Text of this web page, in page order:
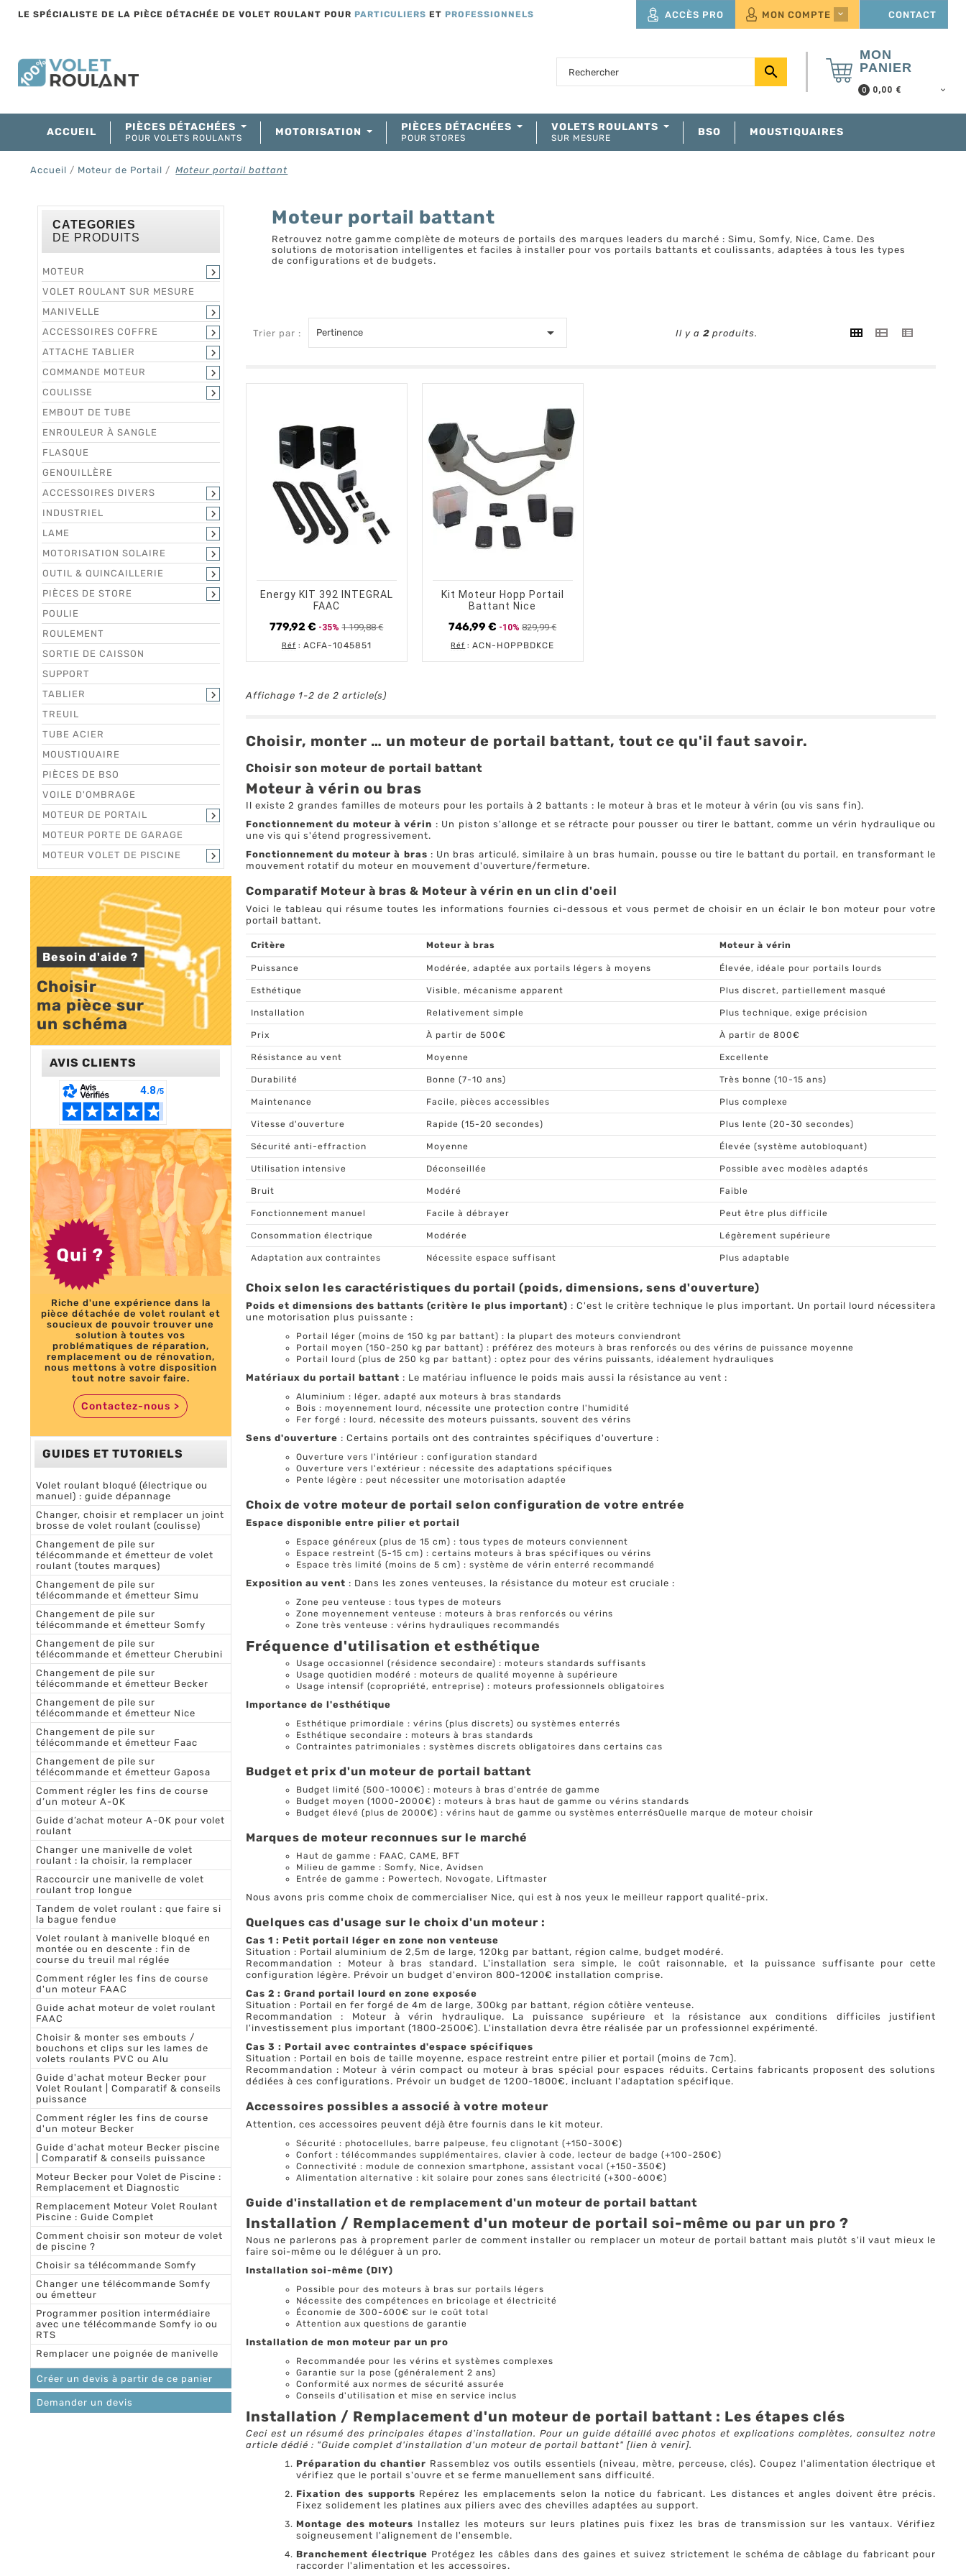
LE SPÉCIALISTE DE LA PIÈCE DÉTACHÉE DE VOLET ROULANT POUR PARTICULIERS ET PROFESSIONNELS ACCÈS PRO MON COMPTE  CONTACT

MON
PANIER
0 0,00 €
ACCUEIL PIÈCES DÉTACHÉES
POUR VOLETS ROULANTS MOTORISATION PIÈCES DÉTACHÉES
POUR STORES
VOLETS ROULANTS
SUR MESURE BSO MOUSTIQUAIRES
Accueil Moteur de Portail Moteur portail battant
CATEGORIES
DE PRODUITS
MOTEUR 
VOLET ROULANT SUR MESURE
MANIVELLE

ACCESSOIRES COFFRE 
ATTACHE TABLIER 
COMMANDE MOTEUR 
COULISSE 
EMBOUT DE TUBE
ENROULEUR À SANGLE
FLASQUE
GENOUILLÈRE
ACCESSOIRES DIVERS

INDUSTRIEL 
LAME 
MOTORISATION SOLAIRE 
OUTIL & QUINCAILLERIE 
PIÈCES DE STORE 
POULIE
ROULEMENT
SORTIE DE CAISSON
SUPPORT
TABLIER

TREUIL
TUBE ACIER
MOUSTIQUAIRE
PIÈCES DE BSO
VOILE D'OMBRAGE
MOTEUR DE PORTAIL

MOTEUR PORTE DE GARAGE
MOTEUR VOLET DE PISCINE

Besoin d'aide ?
Choisir
ma pièce sur
un schéma
AVIS CLIENTS
Riche d'une expérience dans la
pièce détachée de volet roulant et
soucieux de pouvoir trouver une
solution à toutes vos
problématiques de réparation,
remplacement ou de rénovation,
nous mettons à votre disposition
tout notre savoir faire.
Contactez-nous >
GUIDES ET TUTORIELS
Volet roulant bloqué (électrique ou
manuel) : guide dépannage
Changer, choisir et remplacer un joint
brosse de volet roulant (coulisse)
Changement de pile sur
télécommande et émetteur de volet
roulant (toutes marques)
Changement de pile sur
télécommande et émetteur Simu
Changement de pile sur
télécommande et émetteur Somfy
Changement de pile sur
télécommande et émetteur Cherubini
Changement de pile sur
télécommande et émetteur Becker
Changement de pile sur
télécommande et émetteur Nice
Changement de pile sur
télécommande et émetteur Faac
Changement de pile sur
télécommande et émetteur Gaposa
Comment régler les fins de course
d’un moteur A-OK
Guide d’achat moteur A-OK pour volet
roulant
Changer une manivelle de volet
roulant : la choisir, la remplacer
Raccourcir une manivelle de volet
roulant trop longue
Tandem de volet roulant : que faire si
la bague fendue
Volet roulant à manivelle bloqué en
montée ou en descente : fin de
course du treuil mal réglée
Comment régler les fins de course
d'un moteur FAAC
Guide achat moteur de volet roulant
FAAC
Choisir & monter ses embouts /
bouchons et clips sur les lames de
volets roulants PVC ou Alu
Guide d'achat moteur Becker pour
Volet Roulant | Comparatif & conseils
puissance
Comment régler les fins de course
d'un moteur Becker
Guide d'achat moteur Becker piscine
| Comparatif & conseils puissance
Moteur Becker pour Volet de Piscine :
Remplacement et Diagnostic
Remplacement Moteur Volet Roulant
Piscine : Guide Complet
Comment choisir son moteur de volet
de piscine ?
Choisir sa télécommande Somfy
Changer une télécommande Somfy
ou émetteur
Programmer position intermédiaire
avec une télécommande Somfy io ou
RTS
Remplacer une poignée de manivelle
Créer un devis à partir de ce panier
Demander un devis
Moteur portail battant
Retrouvez notre gamme complète de moteurs de portails des marques leaders du marché : Simu, Somfy, Nice, Came. Des
solutions de motorisation intelligentes et faciles à installer pour vos portails battants et coulissants, adaptées à tous les types
de configurations et de budgets.
Trier par : Pertinence  Il y a 2produits.
Energy KIT 392 INTEGRAL
FAAC
779,92 €
Prix
de
-35% 1 199,88 €
Prix
Réf : ACFA-1045851
Kit Moteur Hopp Portail
Battant Nice
746,99 € Prix
de
-10% 829,99 €
Prix
Réf : ACN-HOPPBDKCE
Affichage 1-2 de 2 article(s)
Choisir, monter … un moteur de portail battant, tout ce qu'il faut savoir.
Choisir son moteur de portail battant
Moteur à vérin ou bras
Il existe 2 grandes familles de moteurs pour les portails à 2 battants : le moteur à bras et le moteur à vérin (ou vis sans fin).
Fonctionnement du moteur à vérin : Un piston s'allonge et se rétracte pour pousser ou tirer le battant, comme un vérin hydraulique ou
une vis qui s'étend progressivement.
Fonctionnement du moteur à bras : Un bras articulé, similaire à un bras humain, pousse ou tire le battant du portail, en transformant le
mouvement rotatif du moteur en mouvement d'ouverture/fermeture.
Comparatif Moteur à bras & Moteur à vérin en un clin d'oeil
Voici le tableau qui résume toutes les informations fournies ci-dessous et vous permet de choisir en un éclair le bon moteur pour votre
portail battant.
Critère Moteur à bras Moteur à vérin
Puissance Modérée, adaptée aux portails légers à moyens Élevée, idéale pour portails lourds
Esthétique Visible, mécanisme apparent Plus discret, partiellement masqué
Installation Relativement simple Plus technique, exige précision
Prix À partir de 500€ À partir de 800€
Résistance au vent Moyenne Excellente
Durabilité Bonne (7-10 ans) Très bonne (10-15 ans)
Maintenance Facile, pièces accessibles Plus complexe
Vitesse d'ouverture Rapide (15-20 secondes) Plus lente (20-30 secondes)
Sécurité anti-effraction Moyenne Élevée (système autobloquant)
Utilisation intensive Déconseillée Possible avec modèles adaptés
Bruit Modéré Faible
Fonctionnement manuel Facile à débrayer Peut être plus difficile
Consommation électrique Modérée Légèrement supérieure
Adaptation aux contraintes Nécessite espace suffisant Plus adaptable
Choix selon les caractéristiques du portail (poids, dimensions, sens d'ouverture)
Poids et dimensions des battants (critère le plus important) : C'est le critère technique le plus important. Un portail lourd nécessitera
une motorisation plus puissante :
Portail léger (moins de 150 kg par battant) : la plupart des moteurs conviendront
Portail moyen (150-250 kg par battant) : préférez des moteurs à bras renforcés ou des vérins de puissance moyenne
Portail lourd (plus de 250 kg par battant) : optez pour des vérins puissants, idéalement hydrauliques
Matériaux du portail battant : Le matériau influence le poids mais aussi la résistance au vent :
Aluminium : léger, adapté aux moteurs à bras standards
Bois : moyennement lourd, nécessite une protection contre l'humidité
Fer forgé : lourd, nécessite des moteurs puissants, souvent des vérins
Sens d'ouverture : Certains portails ont des contraintes spécifiques d'ouverture :
Ouverture vers l'intérieur : configuration standard
Ouverture vers l'extérieur : nécessite des adaptations spécifiques
Pente légère : peut nécessiter une motorisation adaptée
Choix de votre moteur de portail selon configuration de votre entrée
Espace disponible entre pilier et portail
Espace généreux (plus de 15 cm) : tous types de moteurs conviennent
Espace restreint (5-15 cm) : certains moteurs à bras spécifiques ou vérins
Espace très limité (moins de 5 cm) : système de vérin enterré recommandé
Exposition au vent : Dans les zones venteuses, la résistance du moteur est cruciale :
Zone peu venteuse : tous types de moteurs
Zone moyennement venteuse : moteurs à bras renforcés ou vérins
Zone très venteuse : vérins hydrauliques recommandés
Fréquence d'utilisation et esthétique
Usage occasionnel (résidence secondaire) : moteurs standards suffisants
Usage quotidien modéré : moteurs de qualité moyenne à supérieure
Usage intensif (copropriété, entreprise) : moteurs professionnels obligatoires
Importance de l'esthétique
Esthétique primordiale : vérins (plus discrets) ou systèmes enterrés
Esthétique secondaire : moteurs à bras standards
Contraintes patrimoniales : systèmes discrets obligatoires dans certains cas
Budget et prix d'un moteur de portail battant
Budget limité (500-1000€) : moteurs à bras d'entrée de gamme
Budget moyen (1000-2000€) : moteurs à bras haut de gamme ou vérins standards
Budget élevé (plus de 2000€) : vérins haut de gamme ou systèmes enterrésQuelle marque de moteur choisir
Marques de moteur reconnues sur le marché
Haut de gamme : FAAC, CAME, BFT
Milieu de gamme : Somfy, Nice, Avidsen
Entrée de gamme : Powertech, Novogate, Liftmaster
Nous avons pris comme choix de commercialiser Nice, qui est à nos yeux le meilleur rapport qualité-prix.
Quelques cas d'usage sur le choix d'un moteur :
Cas 1 : Petit portail léger en zone non venteuse
Situation : Portail aluminium de 2,5m de large, 120kg par battant, région calme, budget modéré.
Recommandation : Moteur à bras standard. L'installation sera simple, le coût raisonnable, et la puissance suffisante pour cette
configuration légère. Prévoir un budget d'environ 800-1200€ installation comprise.
Cas 2 : Grand portail lourd en zone exposée
Situation : Portail en fer forgé de 4m de large, 300kg par battant, région côtière venteuse.
Recommandation : Moteur à vérin hydraulique. La puissance supérieure et la résistance aux conditions difficiles justifient
l'investissement plus important (1800-2500€). L'installation devra être réalisée par un professionnel expérimenté.
Cas 3 : Portail avec contraintes d'espace spécifiques
Situation : Portail en bois de taille moyenne, espace restreint entre pilier et portail (moins de 7cm).
Recommandation : Moteur à vérin compact ou moteur à bras spécial pour espaces réduits. Certains fabricants proposent des solutions
dédiées à ces configurations. Prévoir un budget de 1200-1800€, incluant l'adaptation spécifique.
Accessoires possibles a associé à votre moteur
Attention, ces accessoires peuvent déjà être fournis dans le kit moteur.
Sécurité : photocellules, barre palpeuse, feu clignotant (+150-300€)
Confort : télécommandes supplémentaires, clavier à code, lecteur de badge (+100-250€)
Connectivité : module de connexion smartphone, assistant vocal (+150-350€)
Alimentation alternative : kit solaire pour zones sans électricité (+300-600€)
Guide d'installation et de remplacement d'un moteur de portail battant
Installation / Remplacement d'un moteur de portail soi-même ou par un pro ?
Nous ne parlerons pas à proprement parler de comment installer ou remplacer un moteur de portail battant mais plutôt s'il vaut mieux le
faire soi-même ou le déléguer à un pro.
Installation soi-même (DIY)
Possible pour des moteurs à bras sur portails légers
Nécessite des compétences en bricolage et électricité
Économie de 300-600€ sur le coût total
Attention aux questions de garantie
Installation de mon moteur par un pro
Recommandée pour les vérins et systèmes complexes
Garantie sur la pose (généralement 2 ans)
Conformité aux normes de sécurité assurée
Conseils d'utilisation et mise en service inclus
Installation / Remplacement d'un moteur de portail battant : Les étapes clés
Ceci est un résumé des principales étapes d'installation. Pour un guide détaillé avec photos et explications complètes, consultez notre
article dédié : "Guide complet d'installation d'un moteur de portail battant" [lien à venir].
Préparation du chantier Rassemblez vos outils essentiels (niveau, mètre, perceuse, clés). Coupez l'alimentation électrique et
vérifiez que le portail s'ouvre et se ferme manuellement sans difficulté.
Fixation des supports Repérez les emplacements selon la notice du fabricant. Les distances et angles doivent être précis.
Fixez solidement les platines aux piliers avec des chevilles adaptées au support.
Montage des moteurs Installez les moteurs sur leurs platines puis fixez les bras de transmission sur les vantaux. Vérifiez
soigneusement l'alignement de l'ensemble.
Branchement électrique Protégez les câbles dans des gaines et suivez strictement le schéma de câblage du fabricant pour
raccorder l'alimentation et les accessoires.